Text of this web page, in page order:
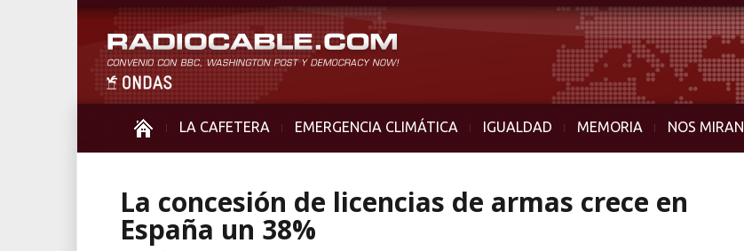
LA CAFETERA EMERGENCIA CLIMÁTICA IGUALDAD MEMORIA NOS MIRAN
La concesión de licencias de armas crece en
España un 38%